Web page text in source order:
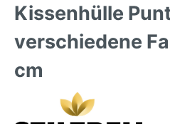
Kissenhülle
verschiedene
cm